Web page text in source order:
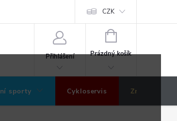
Hodnocení obchodu CZK
Přihlášení
NÁKUPNÍ
KOŠÍK
Prázdný košík
sporty Cykloservis Značky